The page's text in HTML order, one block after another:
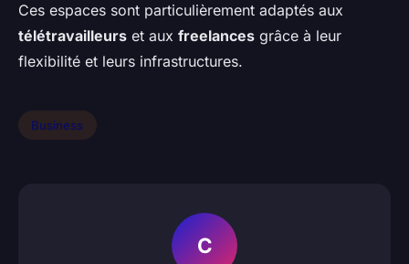
Ces espaces sont particulièrement adaptés aux
télétravailleurs et aux freelances grâce à leur
flexibilité et leurs infrastructures.
Business
C